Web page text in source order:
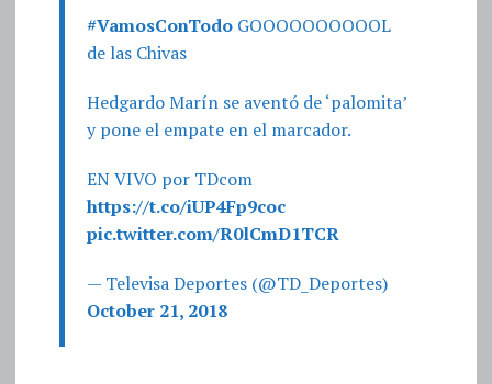
#VamosConTodoGOOOOOOOOOOL
de las Chivas
Hedgardo Marín se aventó de ‘palomita’
y pone el empate en el marcador.
EN VIVO por TDcom
https://t.co/iUP4Fp9coc
pic.twitter.com/R0lCmD1TCR
— Televisa Deportes (@TD_Deportes)
October 21, 2018